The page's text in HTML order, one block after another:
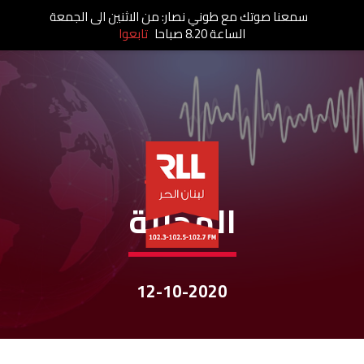
نشرات الأخبار
المحليّة
12-10-2020
سمعنا صوتك مع طوني نصار: من الاثنين الى الجمعة
الساعة 8.20 صباحا تابعوا